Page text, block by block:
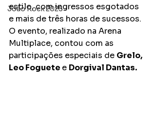
João Rock 2025
estilo, com ingressos esgotados
e mais de três horas de sucessos.
O evento, realizado na Arena
Multiplace, contou com as
participações especiais de Grelo,
Leo Foguete e Dorgival Dantas.